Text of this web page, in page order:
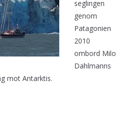
seglingen
genom
Patagonien
2010
ombord Milo
Dahlmanns
mot Antarktis.